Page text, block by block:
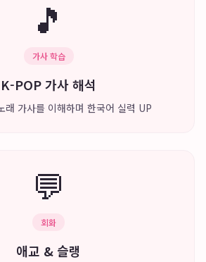
🎵
가사 학습
K-POP 가사 해석
래 가사를 이해하며 한국어 실력 UP
💬
회화
애교 & 슬랭